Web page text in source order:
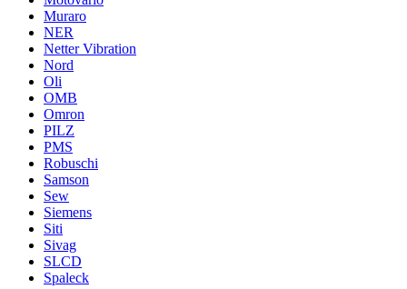
Muraro
NER
Netter Vibration
Nord
Oli
OMB
Omron
PILZ
PMS
Robuschi
Samson
Sew
Siemens
Siti
Sivag
SLCD
Spaleck